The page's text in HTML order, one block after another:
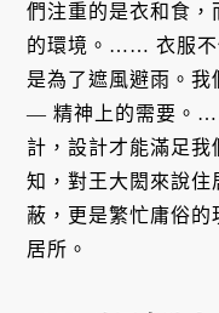
們注重的是衣和食
的環境。…… 衣服不
是為了遮風避雨。
— 精神上的需要。
計，設計才能滿足
知，對王大閎來說
蔽，更是繁忙庸俗
居所。